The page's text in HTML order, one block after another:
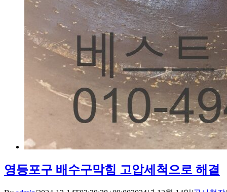
영등포구 배수구막힘 고압세척으로 해결